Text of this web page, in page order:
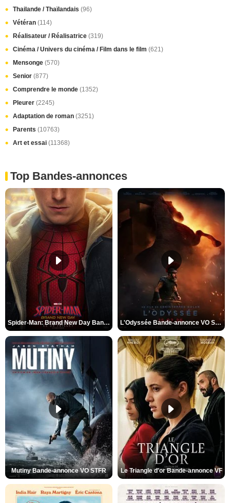
Thailande / Thaïlandais (96)
Vétéran (114)
Réalisateur / Réalisatrice (319)
Cinéma / Univers du cinéma / Film dans le film (621)
Mensonge (570)
Senior (877)
Comprendre le monde (1352)
Pleurer (2245)
Adaptation de roman (3251)
Parents (10763)
Art et essai (11368)
Top Bandes-annonces
Spider-Man: Brand New Day Bande-annonce VO STFR L'Odyssée Bande-annonce VO STFR
Mutiny Bande-annonce VO STFR Le Triangle d'or Bande-annonce VF